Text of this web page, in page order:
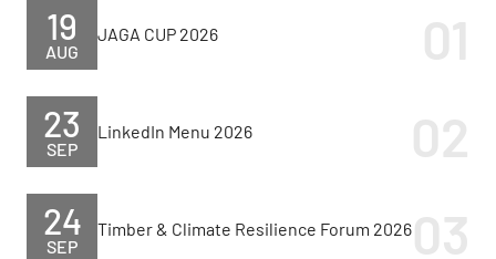
AUG
19 JAGA CUP 2026
SEP
23 LinkedIn Menu 2026
SEP
24 Timber & Climate Resilience Forum 2026